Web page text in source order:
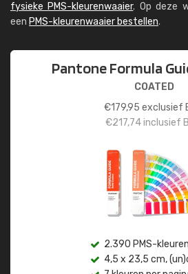
fysieke PMS-kleurenwaaier. Op deze
een PMS-kleurenwaaier bestellen.
Pantone Formula
COATED
€179,95 exclusief
€217,74inclusief
2.390 PMS-kleuren
4,5 x 23,5 cm,